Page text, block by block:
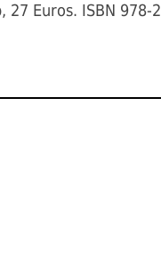
27 Euros. ISBN 978-